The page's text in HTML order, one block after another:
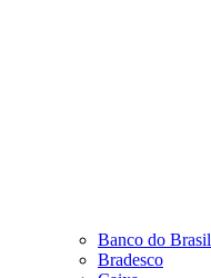
Banco do Brasil
Bradesco